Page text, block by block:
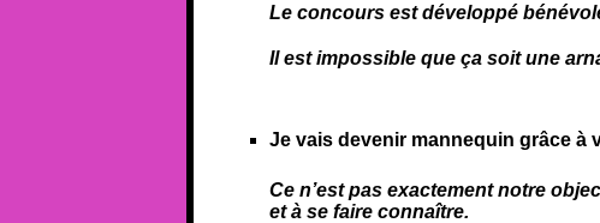
Le concours est développé
Il est impossible que ça soit une
Je vais devenir mannequin grâce à
Ce n’est pas exactement notre
et à se faire connaître.